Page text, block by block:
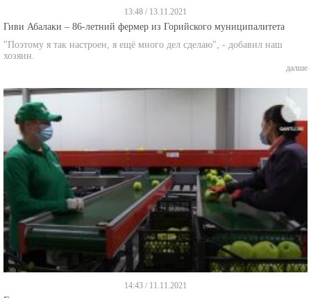
13:48 / 13.11.2021
Гиви Абалаки – 86-летний фермер из Горийского муниципалитета
"Поэтому я так настроен, я ещё много дел сделаю", - добавил наш
хозяин.
далше
14:43 / 11.11.2021